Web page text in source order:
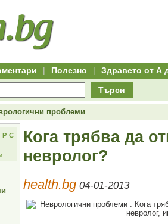
| Полезно | Здравето от А
Търси
проблеми
Р С
Кога трябва да
невролог?
health.bg 04-01-2013